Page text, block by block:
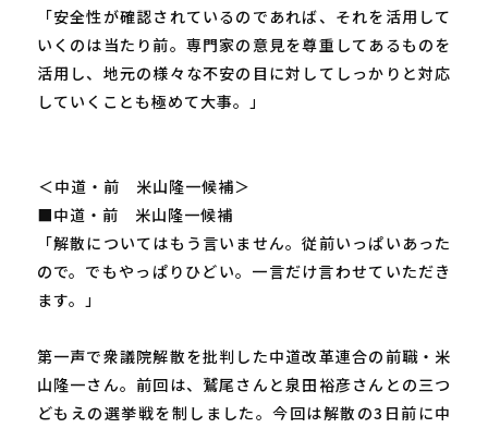
「安全性が確認されているのであれば、それを活用して
いくのは当たり前。専門家の意見を尊重してあるものを
活用し、地元の様々な不安の目に対してしっかりと対応
していくことも極めて大事。」
―――＜中道・前 米山隆一候補＞
■中道・前 米山隆一候補
「解散についてはもう言いません。従前いっぱいあった
ので。でもやっぱりひどい。一言だけ言わせていただき
ます。」
第一声で衆議院解散を批判した中道改革連合の前職・米
山隆一さん。前回は、鷲尾さんと泉田裕彦さんとの三つ
どもえの選挙戦を制しました。今回は解散の3日前に中